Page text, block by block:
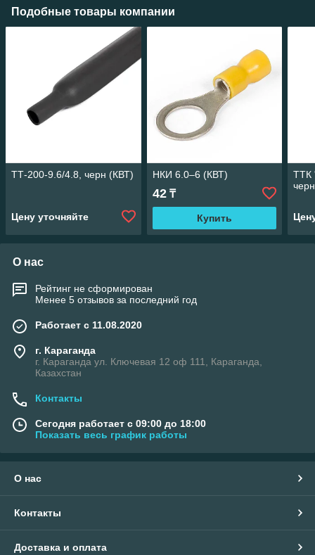
Подобные товары компании
ТТ-200-9.6/4.8, черн (КВТ)
Цену уточняйте
НКИ 6.0–6 (КВТ)
42₸
Купить
ТТК
О нас
Рейтинг не сформирован
Менее 5 отзывов за последний год
Работает с 11.08.2020
г. Караганда
г. Караганда ул. Ключевая 12 оф 111, Караганда,
Казахстан
Контакты
Сегодня работает с 09:00 до 18:00
Показать весь график работы
О нас
Контакты
Доставка и оплата